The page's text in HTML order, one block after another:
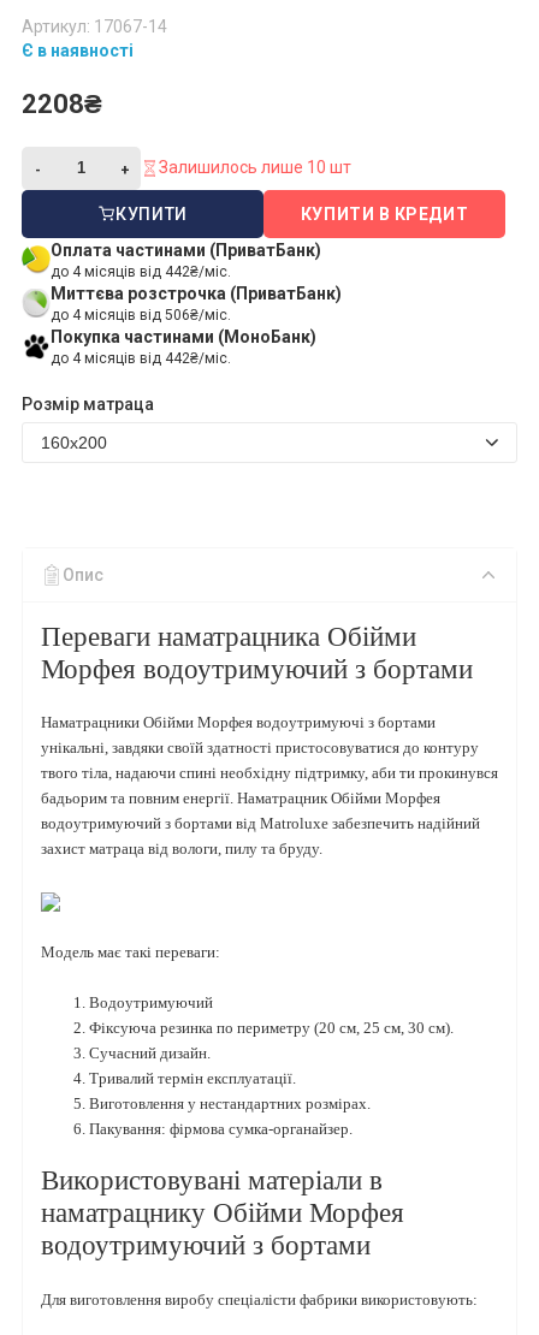
Є в наявності
Артикул: 17067-14
2208₴
Залишилось лише 10 шт
КУПИТИ
Оплата частинами (ПриватБанк)
до 4 місяців від 442₴/міс.
Миттєва розстрочка (ПриватБанк)
до 4 місяців від 506₴/міс.
Покупка частинами (МоноБанк)
до 4 місяців від 442₴/міс.
КУПИТИ В КРЕДИТ
Розмір матраца
Опис
Переваги наматрацника Обійми
Морфея водоутримуючий з бортами
Наматрацники Обійми Морфея водоутримуючі з бортами
унікальні, завдяки своїй здатності пристосовуватися до контуру
твого тіла, надаючи спині необхідну підтримку, аби ти прокинувся
бадьорим та повним енергії. Наматрацник Обійми Морфея
водоутримуючий з бортами від Matroluxe забезпечить надійний
захист матраца від вологи, пилу та бруду.
Модель має такі переваги:
Водоутримуючий
Фіксуюча резинка по периметру (20 см, 25 см, 30 см).
Сучасний дизайн.
Тривалий термін експлуатації.
Виготовлення у нестандартних розмірах.
Пакування: фірмова сумка-органайзер.
Використовувані матеріали в
наматрацнику Обійми Морфея
водоутримуючий з бортами
Для виготовлення виробу спеціалісти фабрики використовують: